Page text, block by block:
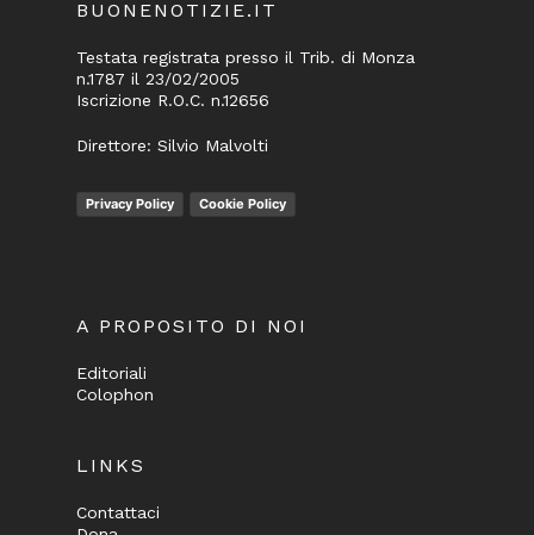
BUONENOTIZIE.IT
Testata registrata presso il Trib. di Monza
n.1787 il 23/02/2005
Iscrizione R.O.C. n.12656
Direttore: Silvio Malvolti
Privacy Policy Cookie Policy
A PROPOSITO DI NOI
Editoriali
Colophon
LINKS
Contattaci